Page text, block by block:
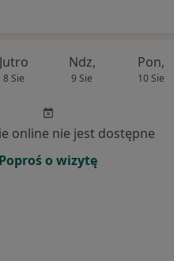
Jutro
8 Sie
Ndz,
9 Sie
Pon,
10 Sie
online nie jest dostępne
Poproś o wizytę